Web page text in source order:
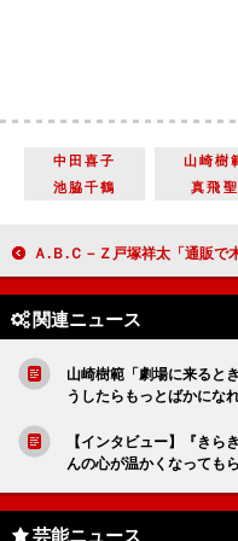
中田喜子 山崎樹
池脇千鶴
真飛聖
Ａ.Ｂ.Ｃ－Ｚ戸塚祥太「通販で木刀を買いました」 冨岡健翔「ジャニーズＪｒ.２２歳定年制」に
関連ニュース
山崎樹範「劇場に来ると
うしたらもっとばかにな
【インタビュー】『きら
んの心が温かくなっても
芸能ニュース